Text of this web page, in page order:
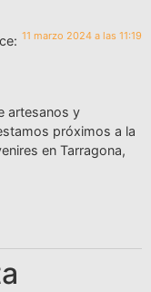
11 marzo 2024 a las 11:19
artesanos y
próximos a la
en Tarragona,